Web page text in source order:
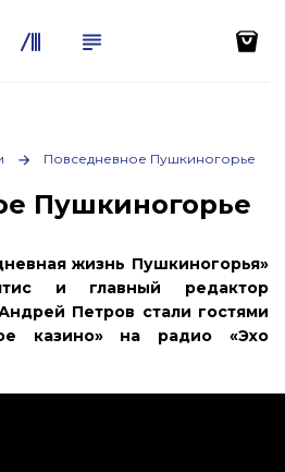
Повседневное Пушкиногорье
Пушкиногорье
жизнь Пушкиногорья»
и главный редактор
Петров стали гостями
казино» на радио «Эхо